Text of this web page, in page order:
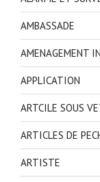
AMBASSADE
AMENAGEMENT
APPLICATION
ARTCILE SOUS
ARTICLES DE
ARTISTE